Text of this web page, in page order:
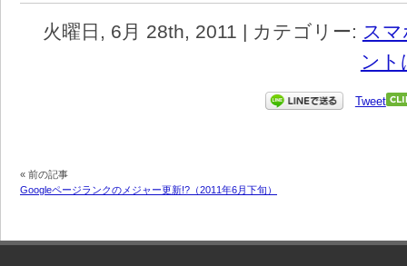
火曜日, 6月 28th, 2011 | カテゴリー: ス
ント
Tweet
« 前の記事
Googleページランクのメジャー更新!?（2011年6月下旬）